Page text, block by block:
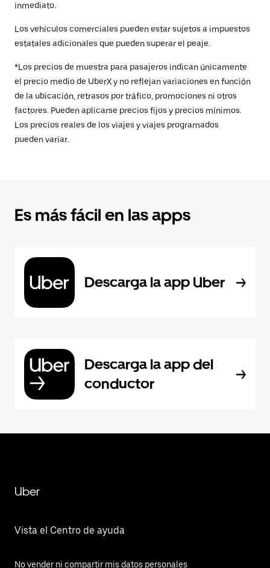
inmediato.
Los vehículos comerciales pueden estar sujetos a impuestos
estatales adicionales que pueden superar el peaje.
*Los precios de muestra para pasajeros indican únicamente
el precio medio de UberX y no reflejan variaciones en función
de la ubicación, retrasos por tráfico, promociones ni otros
factores. Pueden aplicarse precios fijos y precios mínimos.
Los precios reales de los viajes y viajes programados
pueden variar.
Es más fácil en las apps
Descarga la app Uber
Descarga la app del
conductor
Uber
Vista el Centro de ayuda
No vender ni compartir mis datos personales